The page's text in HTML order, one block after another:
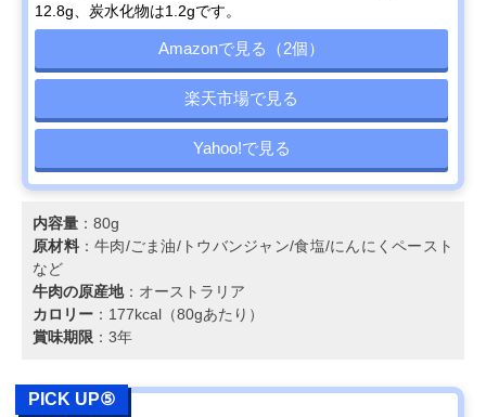
12.8g、炭水化物は1.2gです。
Amazonで見る（2個）
楽天市場で見る
Yahoo!で見る
内容量 ：80g
原材料：牛肉/ごま油/トウバンジャン/食塩/にんにくペースト
など
牛肉の原産地：オーストラリア
カロリー ：177kcal（80gあたり）
賞味期限 ：3年
PICK UP⑤